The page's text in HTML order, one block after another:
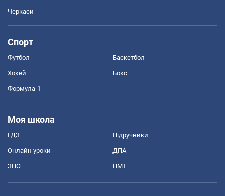
Черкаси
Спорт
Футбол Баскетбол
Хокей Бокс
Формула-1
Моя школа
ГДЗ Підручники
Онлайн уроки ДПА
ЗНО НМТ